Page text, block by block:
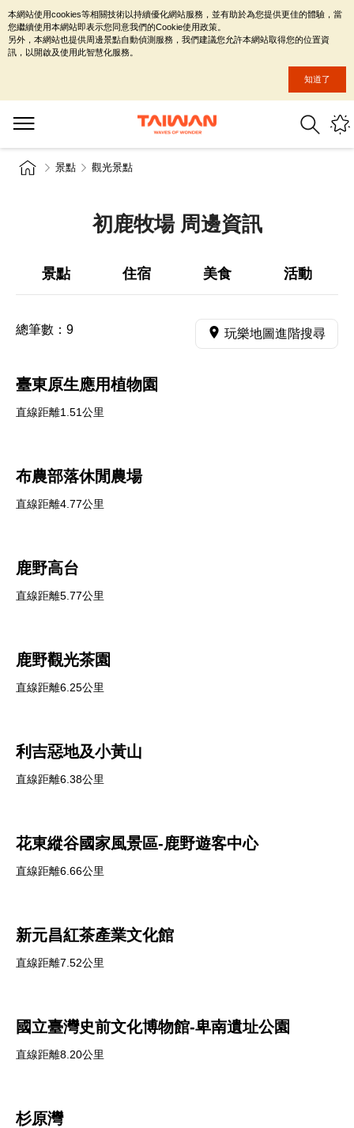
景點 觀光景點
初鹿牧場 周邊資訊
景點 住宿 美食 活動
總筆數： 9 玩樂地圖進階搜尋
臺東原生應用植物園
直線距離1.51公里
布農部落休閒農場
直線距離4.77公里
鹿野高台
直線距離5.77公里
鹿野觀光茶園
直線距離6.25公里
利吉惡地及小黃山
直線距離6.38公里
花東縱谷國家風景區-鹿野遊客中心
直線距離6.66公里
新元昌紅茶產業文化館
直線距離7.52公里
國立臺灣史前文化博物館-卑南遺址公園
直線距離8.20公里
杉原灣
本網站使用cookies等相關技術以持續優化網站服務，並有助於為您提供更佳的體驗，當
您繼續使用本網站即表示您同意我們的Cookie使用政策。
另外，本網站也提供周邊景點自動偵測服務，我們建議您允許本網站取得您的位置資
訊，以開啟及使用此智慧化服務。
知道了